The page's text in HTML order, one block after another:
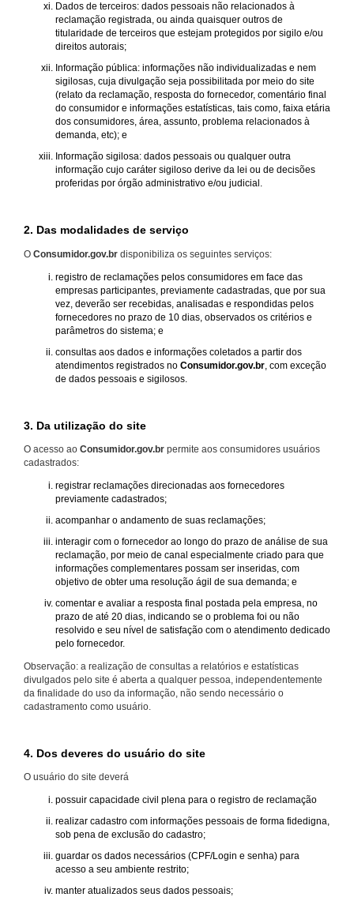
Dados de terceiros: dados pessoais não relacionados à
reclamação registrada, ou ainda quaisquer outros de
titularidade de terceiros que estejam protegidos por sigilo e/ou
direitos autorais;
Informação pública: informações não individualizadas e nem
sigilosas, cuja divulgação seja possibilitada por meio do site
(relato da reclamação, resposta do fornecedor, comentário final
do consumidor e informações estatísticas, tais como, faixa etária
dos consumidores, área, assunto, problema relacionados à
demanda, etc); e
Informação sigilosa: dados pessoais ou qualquer outra
informação cujo caráter sigiloso derive da lei ou de decisões
proferidas por órgão administrativo e/ou judicial.
2. Das modalidades de serviço
O Consumidor.gov.br disponibiliza os seguintes serviços:
registro de reclamações pelos consumidores em face das
empresas participantes, previamente cadastradas, que por sua
vez, deverão ser recebidas, analisadas e respondidas pelos
fornecedores no prazo de 10 dias, observados os critérios e
parâmetros do sistema; e
consultas aos dados e informações coletados a partir dos
atendimentos registrados no Consumidor.gov.br , com exceção
de dados pessoais e sigilosos.
3. Da utilização do site
O acesso ao Consumidor.gov.br permite aos consumidores usuários
cadastrados:
registrar reclamações direcionadas aos fornecedores
previamente cadastrados;
acompanhar o andamento de suas reclamações;
interagir com o fornecedor ao longo do prazo de análise de sua
reclamação, por meio de canal especialmente criado para que
informações complementares possam ser inseridas, com
objetivo de obter uma resolução ágil de sua demanda; e
comentar e avaliar a resposta final postada pela empresa, no
prazo de até 20 dias, indicando se o problema foi ou não
resolvido e seu nível de satisfação com o atendimento dedicado
pelo fornecedor.
Observação: a realização de consultas a relatórios e estatísticas
divulgados pelo site é aberta a qualquer pessoa, independentemente
da finalidade do uso da informação, não sendo necessário o
cadastramento como usuário.
4. Dos deveres do usuário do site
O usuário do site deverá
possuir capacidade civil plena para o registro de reclamação
realizar cadastro com informações pessoais de forma fidedigna,
sob pena de exclusão do cadastro;
guardar os dados necessários (CPF/Login e senha) para
acesso a seu ambiente restrito;
manter atualizados seus dados pessoais;